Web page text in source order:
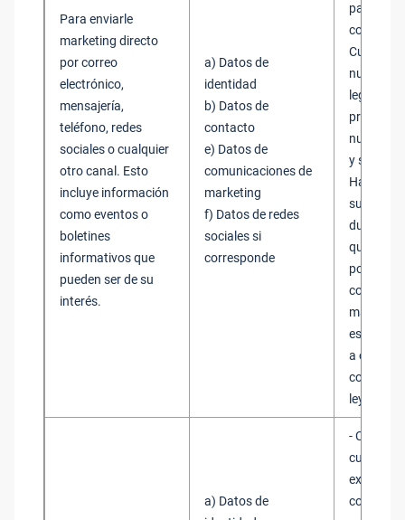
Para enviarle
marketing directo
por correo
electrónico,
mensajería,
teléfono, redes
sociales o cualquier
otro canal. Esto
incluye información
como eventos o
boletines
informativos que
pueden ser de su
interés.
a) Datos de
identidad
b) Datos de
contacto
e) Datos de
comunicaciones de
marketing
f) Datos de redes
sociales si
corresponde
para la
nuestros
legítimos
nuestros
y
Hasta el
durante
que haya
por
estemos
a obtener
ley
a) Datos de
-
cuando
exija